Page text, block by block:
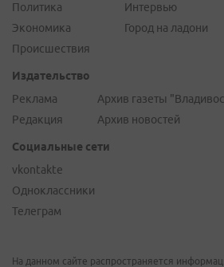
Политика
Экономика
Происшествия
Интервью
Город на ладони
Издательство
Реклама
Редакция
Архив газеты
Архив новостей
Социальные сети
vkontakte
Одноклассники
Телеграм
На данном сайте распространяется